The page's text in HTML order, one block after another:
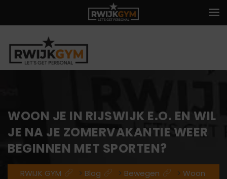
WOON JE IN RIJSWIJK E.O. EN WIL
JE NA JE ZOMERVAKANTIE WEER
BEGINNEN MET SPORTEN?
RWIJK GYM > Blog > Bewegen > Woon